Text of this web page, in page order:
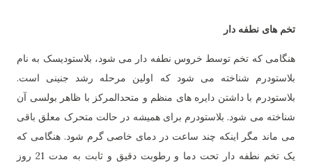
تخم های نطفه دار
هنگامی که تخم توسط خروس نطفه دار می شود، بلاستودیسک به نام
بلاستودرم شناخته می شود که اولین مرحله رشد جنینی است.
بلاستودرم با داشتن دایره های منظم و متحدالمرکز با ظاهر بولسی آن
شناخته می شود. بلاستودرم برای همیشه در حالت متحرک معلق باقی
می ماند مگر اینکه چند ساعت در دمای خاصی گرم شود. هنگامی که
یک تخم نطفه دار تحت دما و رطوبت دقیق و ثابت به مدت 21 روز